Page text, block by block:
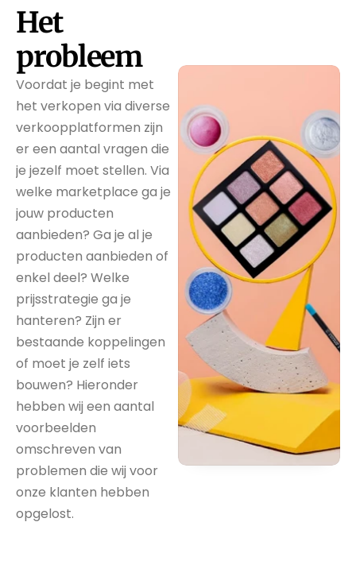
Het
probleem
Voordat je begint met
het verkopen via diverse
verkoopplatformen zijn
er een aantal vragen die
je jezelf moet stellen. Via
welke marketplace ga je
jouw producten
aanbieden? Ga je al je
producten aanbieden of
enkel deel? Welke
prijsstrategie ga je
hanteren? Zijn er
bestaande koppelingen
of moet je zelf iets
bouwen? Hieronder
hebben wij een aantal
voorbeelden
omschreven van
problemen die wij voor
onze klanten hebben
opgelost.